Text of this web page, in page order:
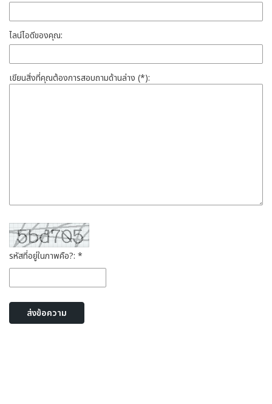
ไลน์ไอดีของคุณ:
เขียนสิ่งที่คุณต้องการสอบถามด้านล่าง (*):
รหัสที่อยู่ในภาพคือ?: *
ส่งข้อความ